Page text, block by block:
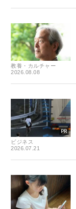
教養・カルチャー
2026.08.08
ビジネス
2026.07.21